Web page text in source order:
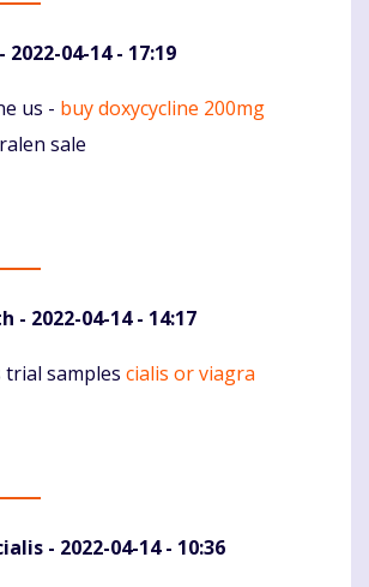
- 2022-04-14 - 17:19
us - buy doxycycline 200mg
sale
- 2022-04-14 - 14:17
trial samples cialis or viagra
- 2022-04-14 - 10:36